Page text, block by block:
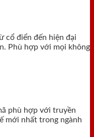
cổ điển đến hiện đại
Phù hợp với mọi không
phù hợp với truyền
mới nhất trong ngành